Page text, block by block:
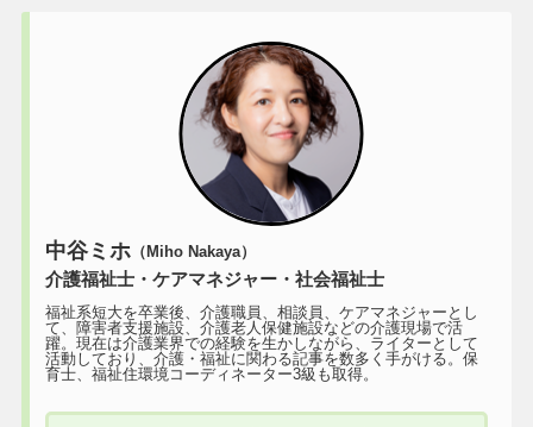
中谷ミホ（Miho Nakaya）
介護福祉士・ケアマネジャー・社会福祉士
福祉系短大を卒業後、介護職員、相談員、ケアマネジャーとし
て、障害者支援施設、介護老人保健施設などの介護現場で活
躍。現在は介護業界での経験を生かしながら、ライターとして
活動しており、介護・福祉に関わる記事を数多く手がける。保
育士、福祉住環境コーディネーター3級も取得。